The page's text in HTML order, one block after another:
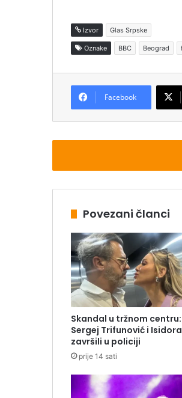
Izvor Glas Srpske
Oznake BBC Beograd
Facebook
Povezani članci
Skandal u tržnom centru:
Sergej Trifunović i Isidora
završili u policiji
prije 14 sati